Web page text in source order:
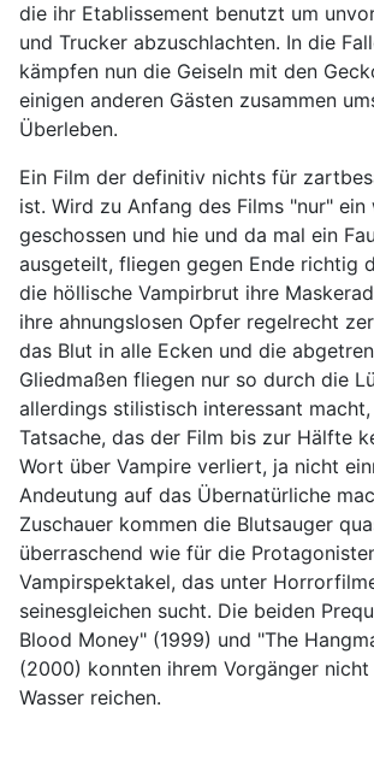
die ihr Etablissement benutzt um
und Trucker abzuschlachten. In die
kämpfen nun die Geiseln mit den
einigen anderen Gästen zusammen
Überleben.
Ein Film der definitiv nichts für
ist. Wird zu Anfang des Films "nur" ein
geschossen und hie und da mal ein
ausgeteilt, fliegen gegen Ende richtig
die höllische Vampirbrut ihre
ihre ahnungslosen Opfer regelrecht
das Blut in alle Ecken und die
Gliedmaßen fliegen nur so durch die
allerdings stilistisch interessant
Tatsache, das der Film bis zur Hälfte
Wort über Vampire verliert, ja nicht
Andeutung auf das Übernatürliche
Zuschauer kommen die Blutsauger
überraschend wie für die
Vampirspektakel, das unter
seinesgleichen sucht. Die beiden
Blood Money" (1999) und "The
(2000) konnten ihrem Vorgänger nicht
Wasser reichen.